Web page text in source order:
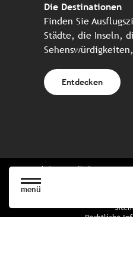
menü
Die Destinationen
Finden Sie
Städte, die Inseln,
Entdecken
Website erstellt in
Rechtliche